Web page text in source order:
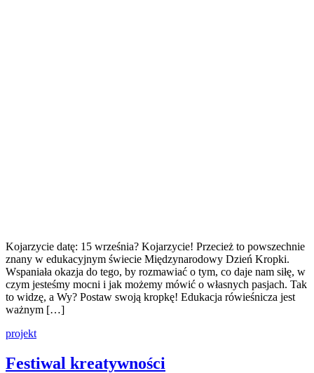
Kojarzycie datę: 15 września? Kojarzycie! Przecież to powszechnie
znany w edukacyjnym świecie Międzynarodowy Dzień Kropki.
Wspaniała okazja do tego, by rozmawiać o tym, co daje nam siłę, w
czym jesteśmy mocni i jak możemy mówić o własnych pasjach. Tak
to widzę, a Wy? Postaw swoją kropkę! Edukacja rówieśnicza jest
ważnym […]
projekt
Festiwal kreatywności